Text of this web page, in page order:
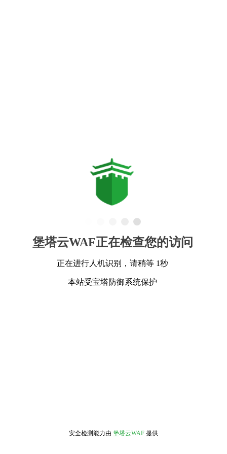
堡塔云WAF正在检查您的访问
正在进行人机识别，请稍等 1秒
本站受宝塔防御系统保护
安全检测能力由 堡塔云WAF 提供